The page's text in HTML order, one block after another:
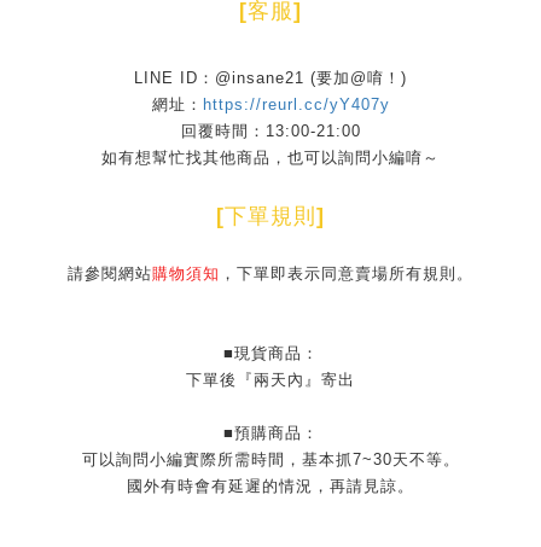
[客服]
LINE ID：@insane21 (要加@唷！)
網址： https://reurl.cc/yY407y
回覆時間：13:00-21:00
如有想幫忙找其他商品，也可以詢問小編唷～
[下單規則 ]
請參閱網站購物須知 ，下單即表示同意賣場所有規則。
■現貨商品：
下單後『兩天內』寄出
■預購商品：
可以詢問小編實際所需時間，基本抓7~30天不等。
國外有時會有延遲的情況，再請見諒。